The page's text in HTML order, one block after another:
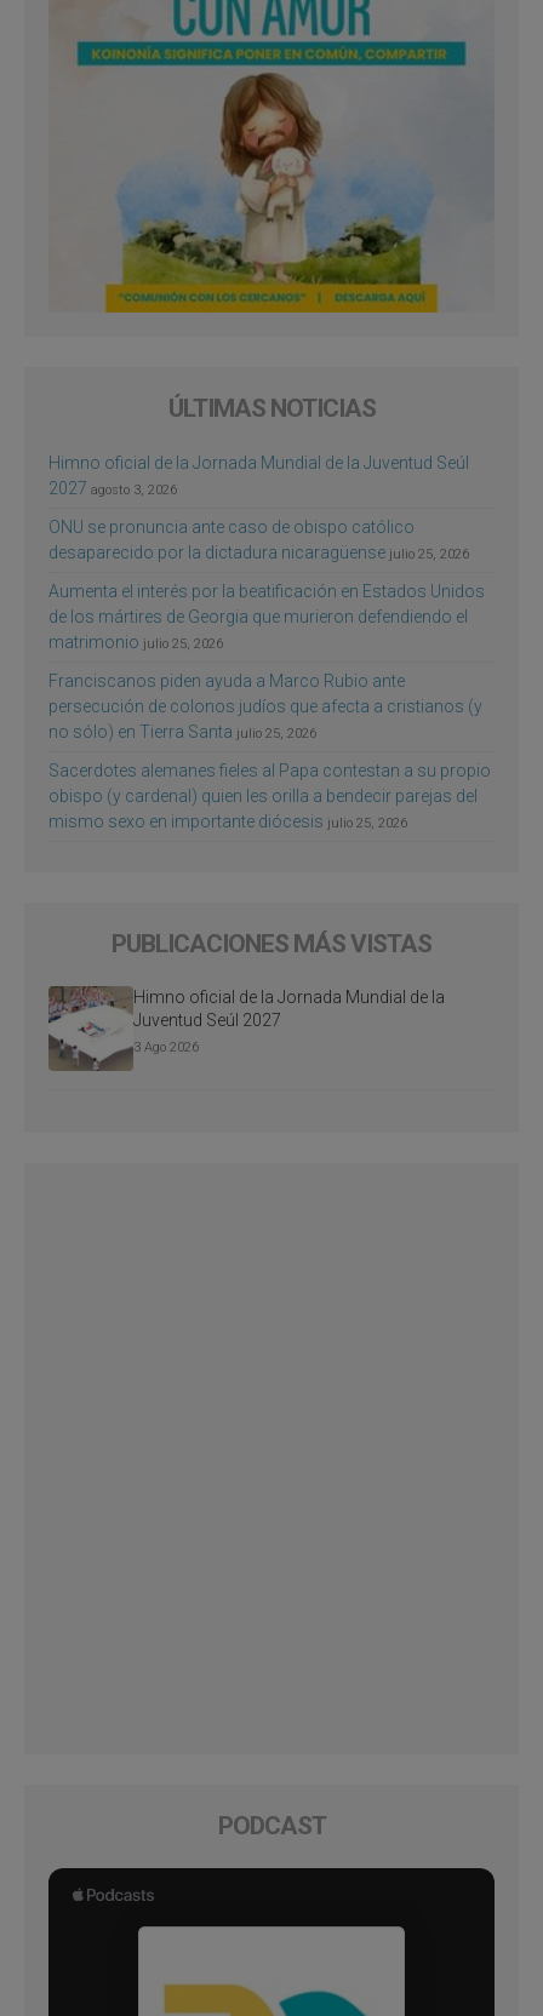
ÚLTIMAS NOTICIAS
Himno oficial de la Jornada Mundial de la Juventud Seúl
2027 agosto 3, 2026
ONU se pronuncia ante caso de obispo católico
desaparecido por la dictadura nicaragüense julio 25, 2026
Aumenta el interés por la beatificación en Estados Unidos
de los mártires de Georgia que murieron defendiendo el
matrimonio julio 25, 2026
Franciscanos piden ayuda a Marco Rubio ante
persecución de colonos judíos que afecta a cristianos (y
no sólo) en Tierra Santa julio 25, 2026
Sacerdotes alemanes fieles al Papa contestan a su propio
obispo (y cardenal) quien les orilla a bendecir parejas del
mismo sexo en importante diócesis julio 25, 2026
PUBLICACIONES MÁS VISTAS
Himno oficial de la Jornada Mundial de la
Juventud Seúl 2027
3 Ago 2026
PODCAST